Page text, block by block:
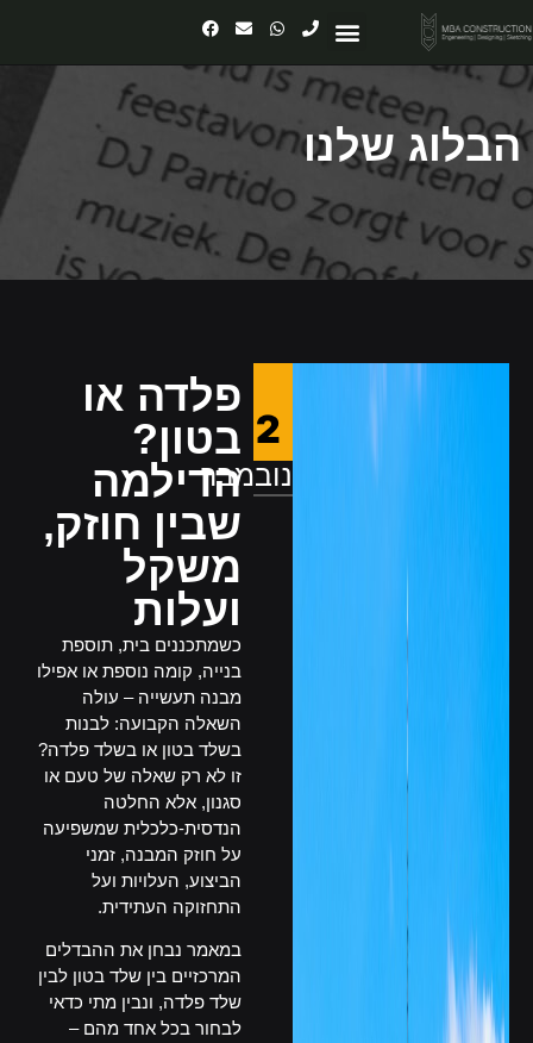
הבלוג שלנו
2
נובמבר
פלדה או
בטון?
הדילמה
שבין חוזק,
משקל
ועלות
כשמתכננים בית, תוספת
בנייה, קומה נוספת או אפילו
מבנה תעשייה – עולה
השאלה הקבועה: לבנות
בשלד בטון או בשלד פלדה?
זו לא רק שאלה של טעם או
סגנון, אלא החלטה
הנדסית-כלכלית שמשפיעה
על חוזק המבנה, זמני
הביצוע, העלויות ועל
התחזוקה העתידית.
במאמר נבחן את ההבדלים
המרכזיים בין שלד בטון לבין
שלד פלדה, ונבין מתי כדאי
לבחור בכל אחד מהם –